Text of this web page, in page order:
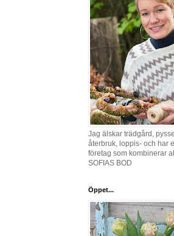
Jag älskar trädgård,
återbruk, loppis- och har
företag som kombinerar
SOFIAS BOD
Öppet...